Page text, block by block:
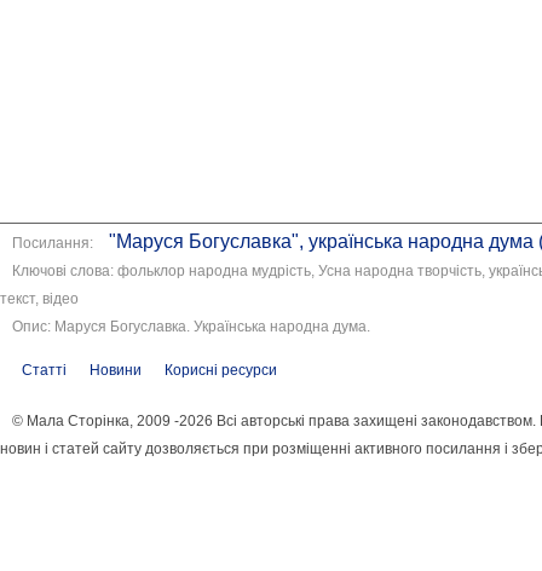
Посилання: "Маруся Богуславка", українська народна дума
Ключові слова: фольклор народна мудрість, Усна народна творчість,
текст, відео
Опис: Маруся Богуславка. Українська народна дума.
Статті Новини Корисні ресурси
© Мала Сторінка, 2009 -2026 Всі авторські права захищені
новин і статей сайту дозволяється при розміщенні активного посилання і